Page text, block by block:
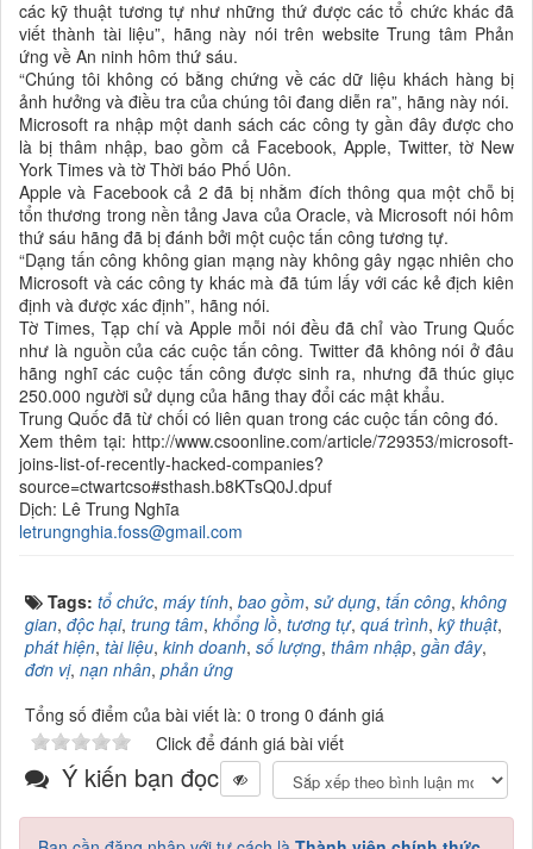
các kỹ thuật tương tự như những thứ được các tổ chức khác đã
viết thành tài liệu”, hãng này nói trên website Trung tâm Phản
ứng về An ninh hôm thứ sáu.
“Chúng tôi không có bằng chứng về các dữ liệu khách hàng bị
ảnh hưởng và điều tra của chúng tôi đang diễn ra”, hãng này nói.
Microsoft ra nhập một danh sách các công ty gần đây được cho
là bị thâm nhập, bao gồm cả Facebook, Apple, Twitter, tờ New
York Times và tờ Thời báo Phố Uôn.
Apple và Facebook cả 2 đã bị nhằm đích thông qua một chỗ bị
tổn thương trong nền tảng Java của Oracle, và Microsoft nói hôm
thứ sáu hãng đã bị đánh bởi một cuộc tấn công tương tự.
“Dạng tấn công không gian mạng này không gây ngạc nhiên cho
Microsoft và các công ty khác mà đã túm lấy với các kẻ địch kiên
định và được xác định”, hãng nói.
Tờ Times, Tạp chí và Apple mỗi nói đều đã chỉ vào Trung Quốc
như là nguồn của các cuộc tấn công. Twitter đã không nói ở đâu
hãng nghĩ các cuộc tấn công được sinh ra, nhưng đã thúc giục
250.000 người sử dụng của hãng thay đổi các mật khẩu.
Trung Quốc đã từ chối có liên quan trong các cuộc tấn công đó.
Xem thêm tại: http://www.csoonline.com/article/729353/microsoft-
joins-list-of-recently-hacked-companies?
source=ctwartcso#sthash.b8KTsQ0J.dpuf
Dịch: Lê Trung Nghĩa
letrungnghia.foss@gmail.com
Tags: tổ chức, máy tính, bao gồm, sử dụng, tấn công, không
gian, độc hại, trung tâm, khổng lồ, tương tự, quá trình, kỹ thuật,
phát hiện, tài liệu, kinh doanh, số lượng, thâm nhập, gần đây,
đơn vị, nạn nhân, phản ứng
Tổng số điểm của bài viết là: 0 trong 0 đánh giá
Click để đánh giá bài viết
Ý kiến bạn đọc